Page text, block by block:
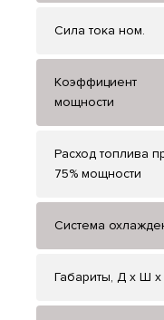
Сила тока ном.
Коэффициент
мощности
Расход топлива
75% мощности
Система
Габариты, Д x Ш x